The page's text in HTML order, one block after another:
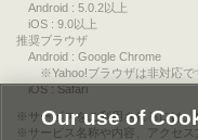
Android : 5.0.2以上
iOS : 9.0以上
推奨ブラウザ
Android : Google Chrome
※Yahoo!ブラウザは非対応で
iOS : Safari
サービスをご利用されるには
サービス名称や内容、アクセ
Our use of